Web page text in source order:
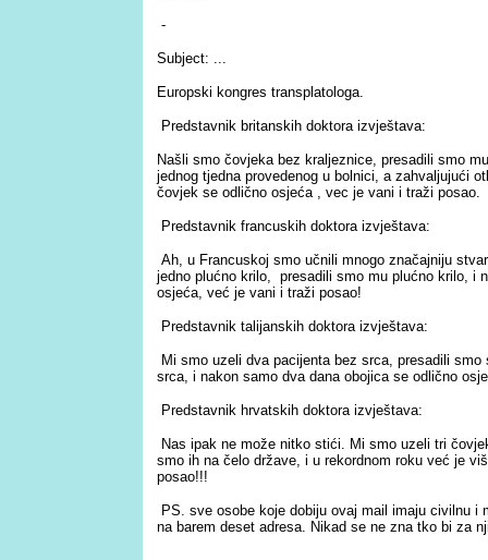
-
Subject: ...
Europski kongres transplatologa.
Predstavnik britanskih doktora izvještava:
Našli smo čovjeka bez kraljeznice, presadili smo
jednog tjednaprovedenog u bolnici, a zahvaljujući
čovjek se odlično osjeća , vec je vani i traži posao.
Predstavnik francuskih doktora izvještava:
Ah, u Francuskoj smo učnili mnogo značajniju
jedno plućno krilo, presadili smo mu plućno krilo, i
osjeća, već je vani i traži posao!
Predstavnik talijanskih doktora izvještava:
Mi smo uzeli dva pacijenta bez srca, presadili
srca, i nakon samo dva dana obojica se odlično
Predstavnik hrvatskih doktora izvještava:
Nas ipak ne može nitko stići. Mi smo uzeli tri
smo ih na čelo države, i u rekordnom roku već je
posao!!!
PS. sve osobe koje dobiju ovaj mail imaju civilnu i
na barem deset adresa. Nikad se ne zna tko bi za